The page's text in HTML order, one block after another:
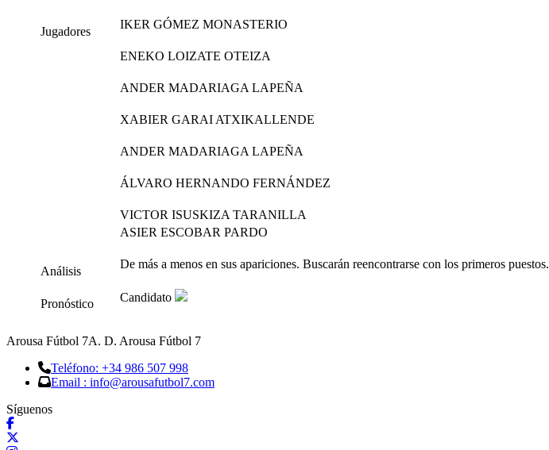
Jugadores
IKER GÓMEZ MONASTERIO
ENEKO LOIZATE OTEIZA
ANDER MADARIAGA LAPEÑA
XABIER GARAI ATXIKALLENDE
ANDER MADARIAGA LAPEÑA
ÁLVARO HERNANDO FERNÁNDEZ
VICTOR ISUSKIZA TARANILLA
ASIER ESCOBAR PARDO
Análisis
De más a menos en sus apariciones. Buscarán reencontrarse con los primeros puestos.
Pronóstico Candidato
Arousa Fútbol 7A. D. Arousa Fútbol 7
Teléfono: +34 986 507 998
Email : info@arousafutbol7.com
Síguenos